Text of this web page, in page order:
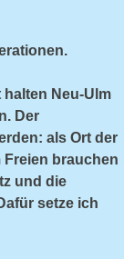
Neu-Ulm
Der
als Ort der
brauchen
und die
setze ich